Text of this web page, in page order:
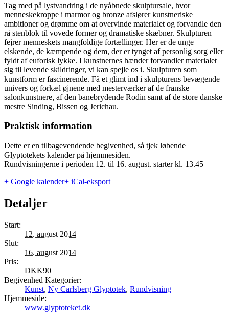
Tag med på lystvandring i de nyåbnede skulptursale, hvor
menneskekroppe i marmor og bronze afslører kunstneriske
ambitioner og drømme om at overvinde materialet og forvandle den
rå stenblok til vovede former og dramatiske skæbner. Skulpturen
fejrer menneskets mangfoldige fortællinger. Her er de unge
elskende, de kæmpende og dem, der er tynget af personlig sorg eller
fyldt af euforisk lykke. I kunstnernes hænder forvandler materialet
sig til levende skildringer, vi kan spejle os i. Skulpturen som
kunstform er fascinerende. Få et glimt ind i skulpturens bevægende
univers og forkæl øjnene med mesterværker af de franske
salonkunstnere, af den banebrydende Rodin samt af de store danske
mestre Sinding, Bissen og Jerichau.
Praktisk information
Dette er en tilbagevendende begivenhed, så tjek løbende
Glyptotekets kalender på hjemmesiden.
Rundvisningerne i perioden 12. til 16. august. starter kl. 13.45
+ Google kalender+ iCal-eksport
Detaljer
Start:
12. august 2014
Slut:
16. august 2014
Pris:
DKK90
Begivenhed Kategorier:
Kunst, Ny Carlsberg Glyptotek, Rundvisning
Hjemmeside:
www.glyptoteket.dk